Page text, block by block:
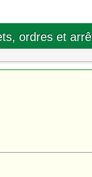
ordres et